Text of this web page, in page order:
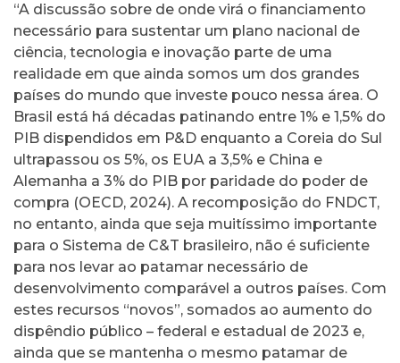
“A discussão sobre de onde virá o financiamento
necessário para sustentar um plano nacional de
ciência, tecnologia e inovação parte de uma
realidade em que ainda somos um dos grandes
países do mundo que investe pouco nessa área. O
Brasil está há décadas patinando entre 1% e 1,5% do
PIB dispendidos em P&D enquanto a Coreia do Sul
ultrapassou os 5%, os EUA a 3,5% e China e
Alemanha a 3% do PIB por paridade do poder de
compra (OECD, 2024). A recomposição do FNDCT,
no entanto, ainda que seja muitíssimo importante
para o Sistema de C&T brasileiro, não é suficiente
para nos levar ao patamar necessário de
desenvolvimento comparável a outros países. Com
estes recursos “novos”, somados ao aumento do
dispêndio público – federal e estadual de 2023 e,
ainda que se mantenha o mesmo patamar de